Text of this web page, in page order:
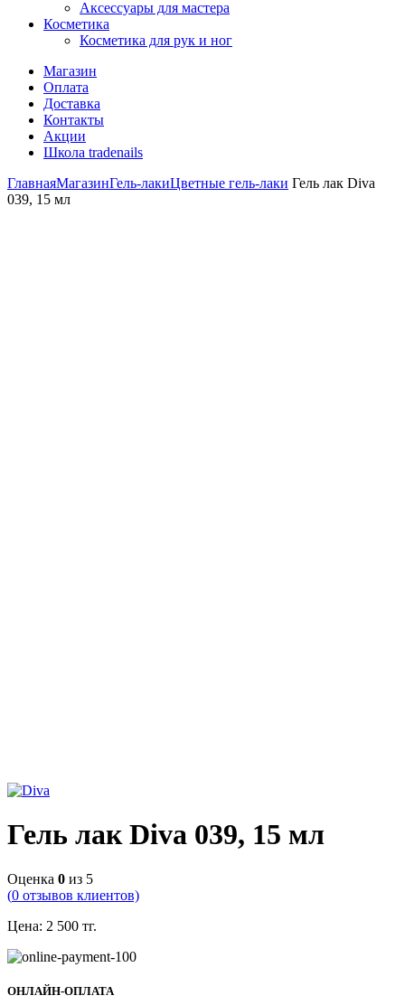
Аксессуары для мастера
Косметика
Косметика для рук и ног
Магазин
Оплата
Доставка
Контакты
Акции
Школа tradenails
ГлавнаяМагазинГель-лакиЦветные гель-лаки Гель лак Diva
039, 15 мл
Гель лак Diva 039, 15 мл
Оценка 0 из 5
(0 отзывов клиентов)
Цена: 2 500 тг.
ОНЛАЙН-ОПЛАТА